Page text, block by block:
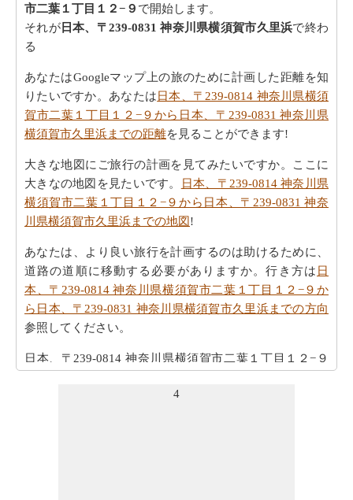
市二葉１丁目１２−９ で開始します。
それが日本、〒239-0831 神奈川県横須賀市久里浜で終わ
る
あなたはGoogleマップ上の旅のために計画した距離を知
りたいですか。あなたは日本、〒239-0814 神奈川県横須
賀市二葉１丁目１２−９から日本、〒239-0831 神奈川県
横須賀市久里浜までの距離を見ることができます!
大きな地図にご旅行の計画を見てみたいですか。ここに
大きなの地図を見たいです。
日本、〒239-0814 神奈川県
横須賀市二葉１丁目１２−９から日本、〒239-0831 神奈
川県横須賀市久里浜までの地図!
あなたは、より良い旅行を計画するのは助けるために、
道路の道順に移動する必要がありますか。行き方は 日
本、〒239-0814 神奈川県横須賀市二葉１丁目１２−９か
ら日本、〒239-0831 神奈川県横須賀市久里浜までの方向
参照してください。
日本、〒239-0814 神奈川県横須賀市二葉１丁目１２−９
機で旅行を計画したいですか。
4